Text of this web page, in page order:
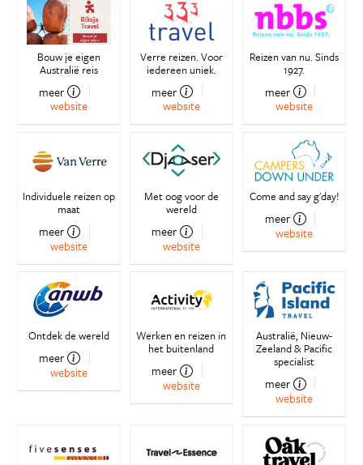
Bouw je eigen
Australië reis
meer
website
Verre reizen. Voor
iedereen uniek.
meer
website
Reizen van nu. Sinds
1927.
meer
website
Individuele reizen op
maat
meer
website
Met oog voor de
wereld
meer
website
Come and say g'day!
meer
website
Ontdek de wereld
meer
website
Werken en reizen in
het buitenland
meer
website
Australië, Nieuw-
Zeeland & Pacific
specialist
meer
website